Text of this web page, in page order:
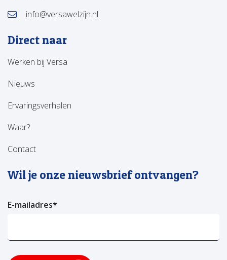
info@versawelzijn.nl
Direct naar
Werken bij Versa
Nieuws
Ervaringsverhalen
Waar?
Contact
Wil je onze nieuwsbrief ontvangen?
E-mailadres*